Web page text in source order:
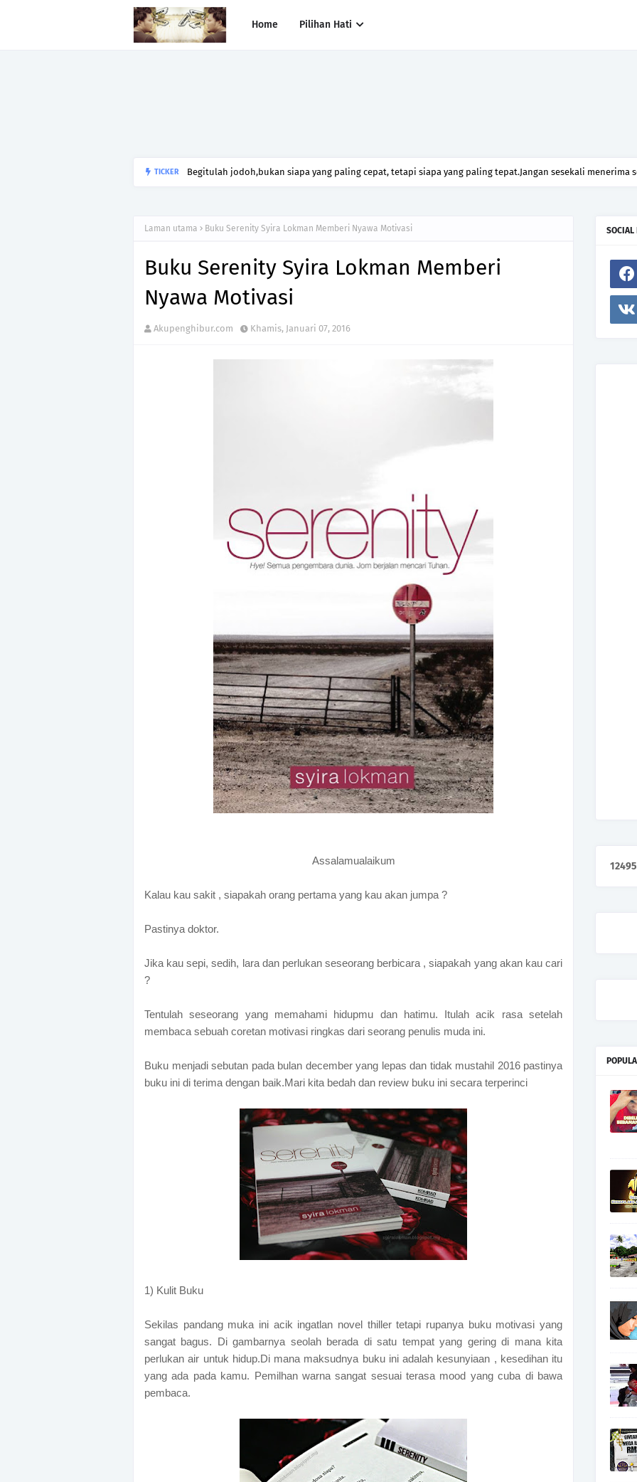
Home Pilihan Hati
TICKER
Begitulah jodoh,bukan siapa yang paling cepat, tetapi siapa yang paling tepat.Jangan sesekali menerima
Laman utama Buku Serenity Syira Lokman Memberi Nyawa Motivasi
Buku Serenity Syira Lokman Memberi
Nyawa Motivasi
Akupenghibur.com Khamis, Januari 07, 2016
Assalamualaikum
Kalau kau sakit , siapakah orang pertama yang kau akan jumpa ?
Pastinya doktor.
Jika kau sepi, sedih, lara dan perlukan seseorang berbicara , siapakah yang akan kau cari
?
Tentulah seseorang yang memahami hidupmu dan hatimu. Itulah acik rasa setelah
membaca sebuah coretan motivasi ringkas dari seorang penulis muda ini.
Buku menjadi sebutan pada bulan december yang lepas dan tidak mustahil 2016 pastinya
buku ini di terima dengan baik.Mari kita bedah dan review buku ini secara terperinci
1) Kulit Buku
Sekilas pandang muka ini acik ingatlan novel thiller tetapi rupanya buku motivasi yang
sangat bagus. Di gambarnya seolah berada di satu tempat yang gering di mana kita
perlukan air untuk hidup.Di mana maksudnya buku ini adalah kesunyiaan , kesedihan itu
yang ada pada kamu. Pemilhan warna sangat sesuai terasa mood yang cuba di bawa
pembaca.
SOCIAL
12495